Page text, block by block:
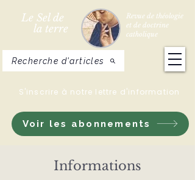
Le Sel de
la terre
Revue de théologie
et de doctrine
catholique
Voir les abonnements
S'inscrire à notre lettre d'information
Recherche d'articles
Informations